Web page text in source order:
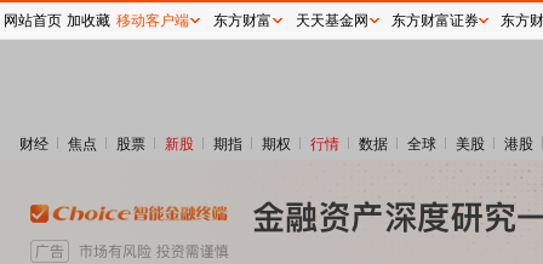
财经 焦点 股票 新股 期指 期权 行情 数据 全球 美股 港股
网站首页 加收藏 移动客户端 东方财富 天天基金网 东方财富证券 东方